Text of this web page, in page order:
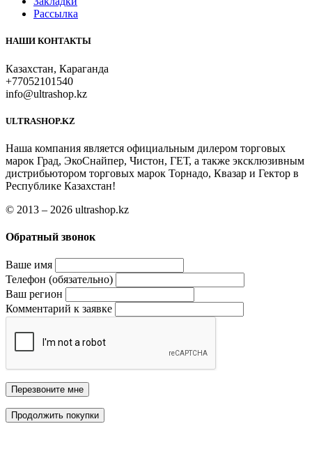
Рассылка
НАШИ КОНТАКТЫ
Казахстан, Караганда
+77052101540
info@ultrashop.kz
ULTRASHOP.KZ
Наша компания является официальным дилером торговых
марок Град, ЭкоСнайпер, Чистон, ГЕТ, а также эксклюзивным
дистрибьютором торговых марок Торнадо, Квазар и Гектор в
Республике Казахстан!
© 2013 – 2026 ultrashop.kz
Обратный звонок
Ваше имя
Телефон (обязательно)
Ваш регион
Комментарий к заявке
Перезвоните мне
Продолжить покупки